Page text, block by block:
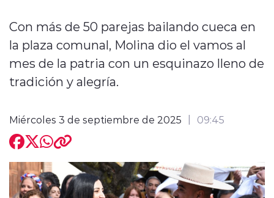
Internacional
Regiones al Aire
Entrevistas
modo claro
Con más de 50 parejas bailando cueca en
la plaza comunal, Molina dio el vamos al
mes de la patria con un esquinazo lleno de
tradición y alegría.
Miércoles 3 de septiembre de 2025 09:45